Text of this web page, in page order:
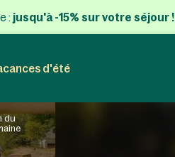
: jusqu'à -15% sur votre séjour !
d'été
du